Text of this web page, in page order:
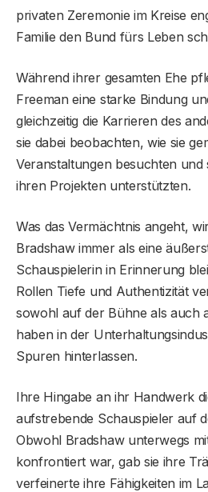
privaten Zeremonie im Kreise
Familie den Bund fürs Leben
Während ihrer gesamten Ehe
Freeman eine starke Bindung
gleichzeitig die Karrieren des
sie dabei beobachten, wie sie
Veranstaltungen besuchten und
ihren Projekten unterstützten.
Was das Vermächtnis angeht,
Bradshaw immer als eine
Schauspielerin in Erinnerung
Rollen Tiefe und Authentizität
sowohl auf der Bühne als auch
haben in der
Spuren hinterlassen.
Ihre Hingabe an ihr Handwerk
aufstrebende Schauspieler auf
Obwohl Bradshaw unterwegs
konfrontiert war, gab sie ihre
verfeinerte ihre Fähigkeiten im